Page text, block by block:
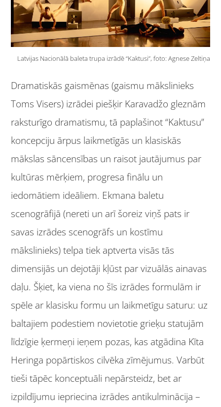
Latvijas Nacionālā baleta trupa izrādē “Kaktusi”, foto: Agnese Zeltiņa
Dramatiskās gaismēnas (gaismu mākslinieks
Toms Visers) izrādei piešķir Karavadžo gleznām
raksturīgo dramatismu, tā paplašinot “Kaktusu”
koncepciju ārpus laikmetīgās un klasiskās
mākslas sāncensības un raisot jautājumus par
kultūras mērķiem, progresa finālu un
iedomātiem ideāliem. Ekmana baletu
scenogrāfijā (nereti un arī šoreiz viņš pats ir
savas izrādes scenogrāfs un kostīmu
mākslinieks) telpa tiek aptverta visās tās
dimensijās un dejotāji kļūst par vizuālās ainavas
daļu. Šķiet, ka viena no šīs izrādes formulām ir
spēle ar klasisku formu un laikmetīgu saturu: uz
baltajiem podestiem novietotie grieķu statujām
līdzīgie ķermeņi ieņem pozas, kas atgādina Kīta
Heringa popārtiskos cilvēka zīmējumus. Varbūt
tieši tāpēc konceptuāli nepārsteidz, bet ar
izpildījumu iepriecina izrādes antikulminācija –